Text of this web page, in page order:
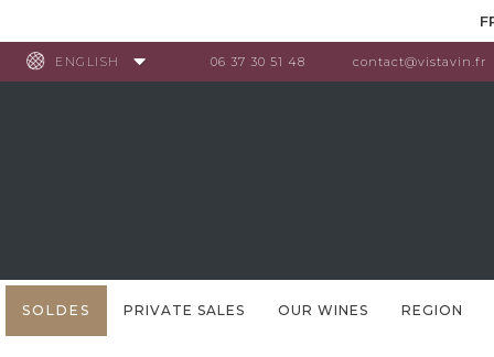
ENGLISH 06 37 30 51 48 contact@vistavin.fr
SOLDES PRIVATE SALES OUR WINES REGION